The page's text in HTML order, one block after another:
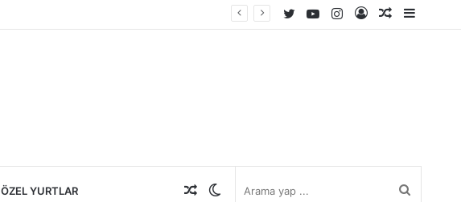
Rastgele
Kayıt
Instagram
YouTube
Twitter
ÖZEL YURTLAR Rastgele